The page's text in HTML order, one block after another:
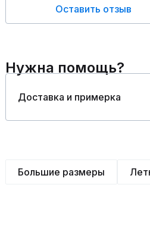
Оставить отзыв
Нужна помощь?
Доставка и примерка
Большие размеры